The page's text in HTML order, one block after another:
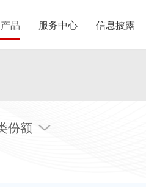
品 服务中心 信息披露
份额